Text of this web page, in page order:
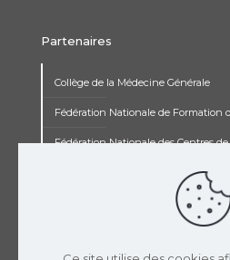
Partenaires
Collège de la Médecine Générale
Fédération Nationale de Formation
Fédération Nationale des Centres
Institut de Recherche Jean François